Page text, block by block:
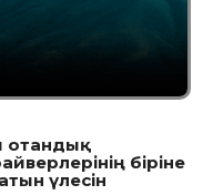
отандық
біріне
үлесін